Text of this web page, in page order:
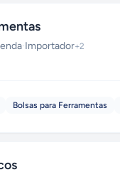
·Importador+2
Bolsas para Ferramentas